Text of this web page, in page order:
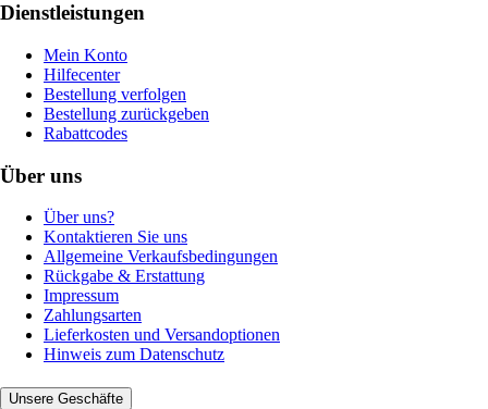
Dienstleistungen
Mein Konto
Hilfecenter
Bestellung verfolgen
Bestellung zurückgeben
Rabattcodes
Über uns
Über uns?
Kontaktieren Sie uns
Allgemeine Verkaufsbedingungen
Rückgabe & Erstattung
Impressum
Zahlungsarten
Lieferkosten und Versandoptionen
Hinweis zum Datenschutz
Unsere Geschäfte